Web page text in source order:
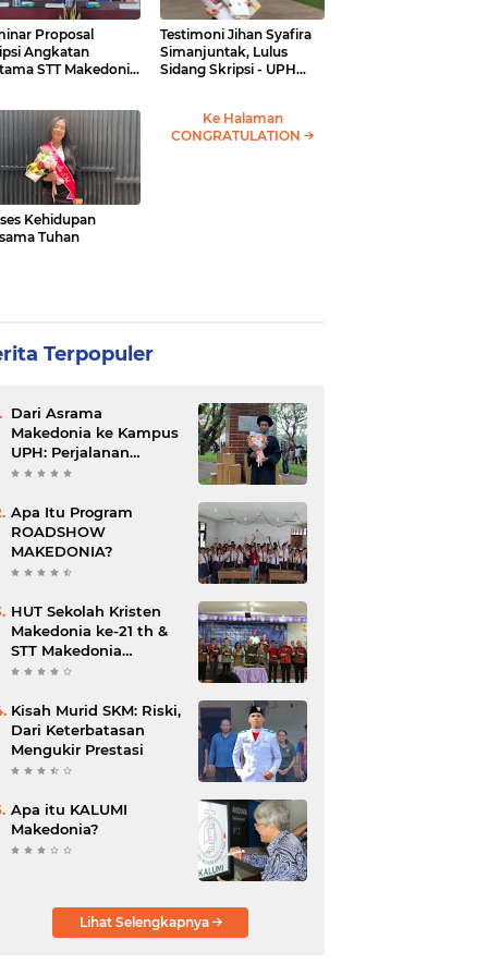
Proposal
Angkatan
STT Makedonia
Testimoni Jihan Syafira
Simanjuntak, Lulus
Sidang Skripsi - UPH
Kehidupan
Tuhan
Ke Halaman
CONGRATULATION
Terpopuler
Dari Asrama
Makedonia ke Kampus
UPH: Perjalanan
Pendidikan Neli dari
Apa Itu Program
ROADSHOW
MAKEDONIA?
HUT Sekolah Kristen
Makedonia ke-21 th &
STT Makedonia
Ngabang ke-4 th
Kisah Murid SKM: Riski,
Dari Keterbatasan
Mengukir Prestasi
Apa itu KALUMI
Makedonia?
Lihat Selengkapnya